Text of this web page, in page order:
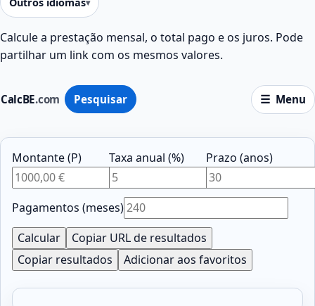
CalcBE.com Pesquisar Menu
Calcule a prestação mensal, o total pago e os juros. Pode
partilhar um link com os mesmos valores.
Montante (P) Taxa anual (%) Prazo (anos)
Pagamentos (meses)
Calcular
Copiar URL de resultados
Copiar resultados
Adicionar aos favoritos